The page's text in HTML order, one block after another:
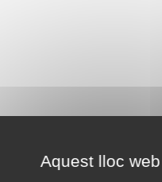
Aquest lloc